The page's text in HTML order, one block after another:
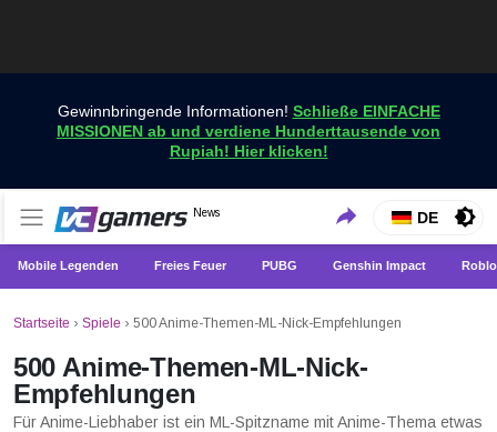
Gewinnbringende Informationen! Schließe EINFACHE
MISSIONEN ab und verdiene Hunderttausende von
Rupiah! Hier klicken!
VCGamers-Neuigkeiten
News
Holen Sie sich die neuesten Spielnachrichten nur bei
VCGamers
DE
Mobile Legenden Freies Feuer PUBG Genshin Impact
Startseite › Spiele › 500 Anime-Themen-ML-Nick-Empfehlungen
500 Anime-Themen-ML-Nick-
Empfehlungen
Für Anime-Liebhaber ist ein ML-Spitzname mit Anime-Thema etwas